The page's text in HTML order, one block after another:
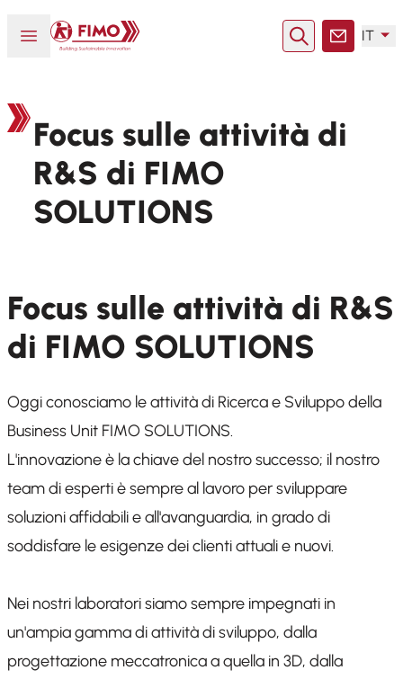
Aprire o chiudere il menu
Torna alla pagina iniziale
RicercaContatto
IT
Focus sulle attività di
R&S di FIMO
SOLUTIONS
Focus sulle attività di R&S
di FIMO SOLUTIONS
Oggi conosciamo le attività di Ricerca e Sviluppo della
Business Unit FIMO SOLUTIONS.
L'innovazione è la chiave del nostro successo; il nostro
team di esperti è sempre al lavoro per sviluppare
soluzioni affidabili e all'avanguardia, in grado di
soddisfare le esigenze dei clienti attuali e nuovi.
Nei nostri laboratori siamo sempre impegnati in
un'ampia gamma di attività di sviluppo, dalla
progettazione meccatronica a quella in 3D, dalla